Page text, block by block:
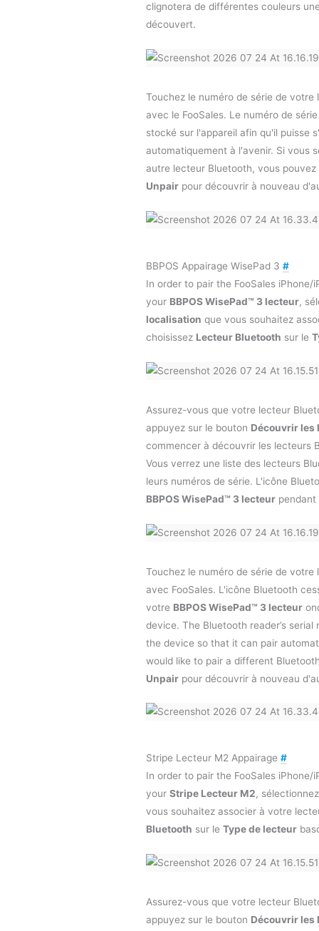
clignotera de différentes couleurs
découvert.
Touchez le numéro de série de votre
avec le FooSales. Le numéro de
stocké sur l'appareil afin qu'il puisse
automatiquement à l'avenir. Si vous
autre lecteur Bluetooth, vous
Unpair pour découvrir à nouveau
BBPOS Appairage WisePad 3 #
In order to pair the FooSales iPhone/
your BBPOS WisePad™ 3 lecteur,
localisation que vous souhaitez
choisissez Lecteur Bluetooth sur le
Assurez-vous que votre lecteur
appuyez sur le bouton Découvrir les
commencer à découvrir les lecteurs
Vous verrez une liste des lecteurs
leurs numéros de série. L'icône
BBPOS WisePad™ 3 lecteur
Touchez le numéro de série de votre
avec FooSales. L'icône Bluetooth
votre BBPOS WisePad™ 3 lecteur
device. The Bluetooth reader’s
the device so that it can pair
would like to pair a different
Unpair pour découvrir à nouveau
Stripe Lecteur M2 Appairage #
In order to pair the FooSales iPhone/
your Stripe Lecteur M2,
vous souhaitez associer à votre
Bluetooth sur le Type de lecteur
Assurez-vous que votre lecteur
appuyez sur le bouton Découvrir les